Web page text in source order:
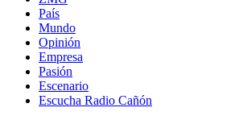
País
Mundo
Opinión
Empresa
Pasión
Escenario
Escucha Radio Cañón